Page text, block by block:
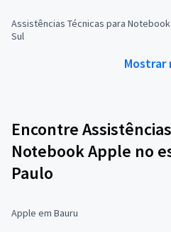
Assistências Técnicas para
Sul
Mostrar
Encontre
Notebook Apple no
Paulo
Apple em Bauru